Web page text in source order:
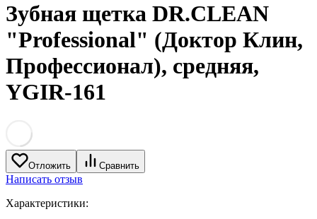
Зубная щетка DR.CLEAN
"Professional" (Доктор Клин,
Профессионал), средняя,
YGIR-161
Отложить Сравнить
Написать отзыв
Характеристики: